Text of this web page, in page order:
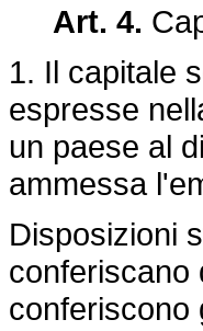
Art. 4.
1. Il capitale
espresse
un paese al
ammessa
Disposizioni
conferiscano
conferiscono